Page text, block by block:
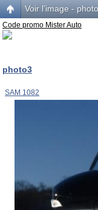
Voir l’image -
Code promo Mister Auto
photo3
SAM 1082